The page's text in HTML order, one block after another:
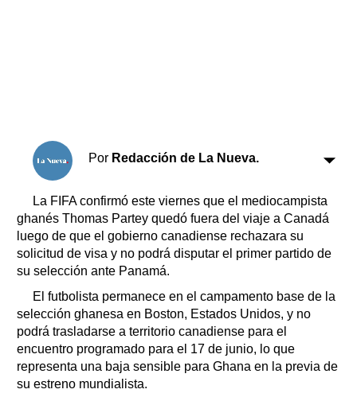
Por Redacción de La Nueva.
La FIFA confirmó este viernes que el mediocampista
ghanés Thomas Partey quedó fuera del viaje a Canadá
luego de que el gobierno canadiense rechazara su
solicitud de visa y no podrá disputar el primer partido de
su selección ante Panamá.
El futbolista permanece en el campamento base de la
selección ghanesa en Boston, Estados Unidos, y no
podrá trasladarse a territorio canadiense para el
encuentro programado para el 17 de junio, lo que
representa una baja sensible para Ghana en la previa de
su estreno mundialista.